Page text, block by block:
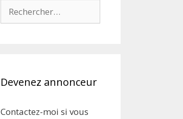
Devenez annonceur
Contactez-moi si vous